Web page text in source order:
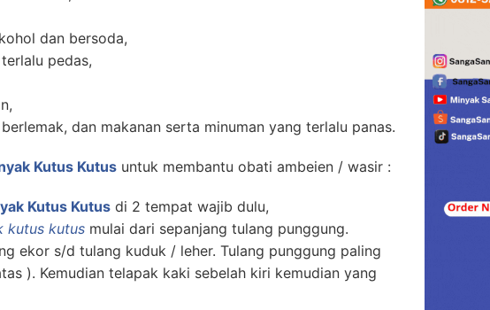
dan bersoda,
pedas,
dan makanan serta minuman yang terlalu panas.
Kutus Kutus untuk membantu obati ambeien / wasir :
Kutus Kutus di 2 tempat wajib dulu,
kutus kutus mulai dari sepanjang tulang punggung.
ekor s/d tulang kuduk / leher. Tulang punggung paling
). Kemudian telapak kaki sebelah kiri kemudian yang